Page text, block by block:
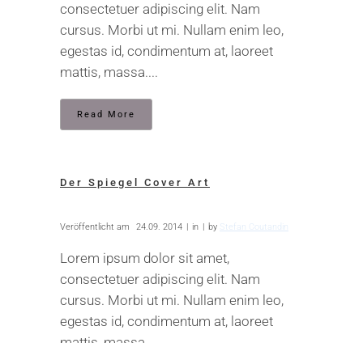
consectetuer adipiscing elit. Nam
cursus. Morbi ut mi. Nullam enim leo,
egestas id, condimentum at, laoreet
mattis, massa....
Read More
Der Spiegel Cover Art
Veröffentlicht am 24.09. 2014 in by Stefan Coutandin
Lorem ipsum dolor sit amet,
consectetuer adipiscing elit. Nam
cursus. Morbi ut mi. Nullam enim leo,
egestas id, condimentum at, laoreet